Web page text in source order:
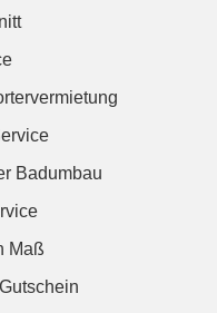
Badumbau
Maß